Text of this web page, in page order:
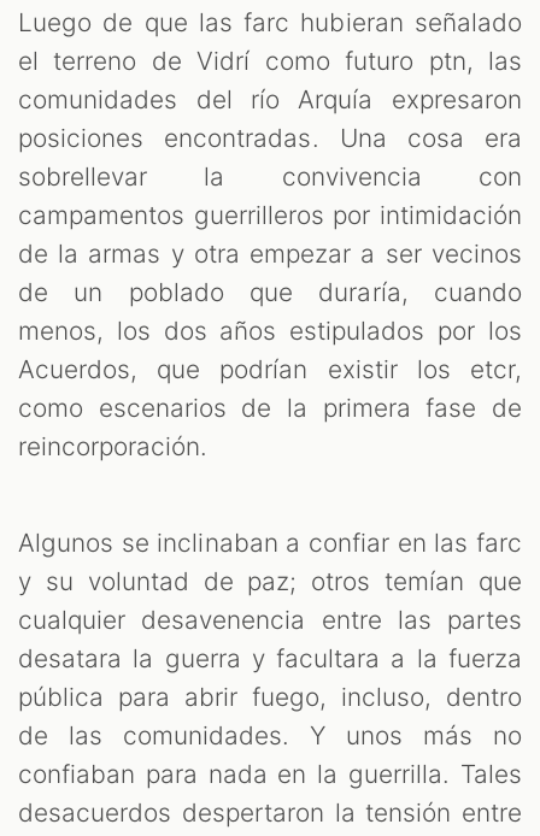
Luego de que las farc hubieran señalado
el terreno de Vidrí como futuro ptn, las
comunidades del río Arquía expresaron
posiciones encontradas. Una cosa era
sobrellevar la convivencia con
campamentos guerrilleros por intimidación
de la armas y otra empezar a ser vecinos
de un poblado que duraría, cuando
menos, los dos años estipulados por los
Acuerdos, que podrían existir los etcr,
como escenarios de la primera fase de
reincorporación.
Algunos se inclinaban a confiar en las farc
y su voluntad de paz; otros temían que
cualquier desavenencia entre las partes
desatara la guerra y facultara a la fuerza
pública para abrir fuego, incluso, dentro
de las comunidades. Y unos más no
confiaban para nada en la guerrilla. Tales
desacuerdos despertaron la tensión entre